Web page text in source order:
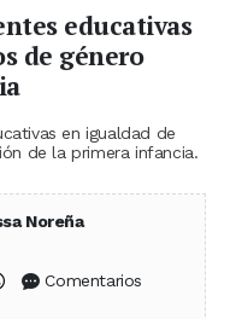
educativas
de género
en igualdad de
de la primera infancia.
Noreña
en Facebook
en X (Twitter)
Compartir en WhatsApp
Comentarios